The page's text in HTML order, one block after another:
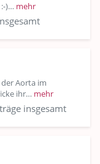
)… mehr
Aorta im
ihr… mehr
insgesamt